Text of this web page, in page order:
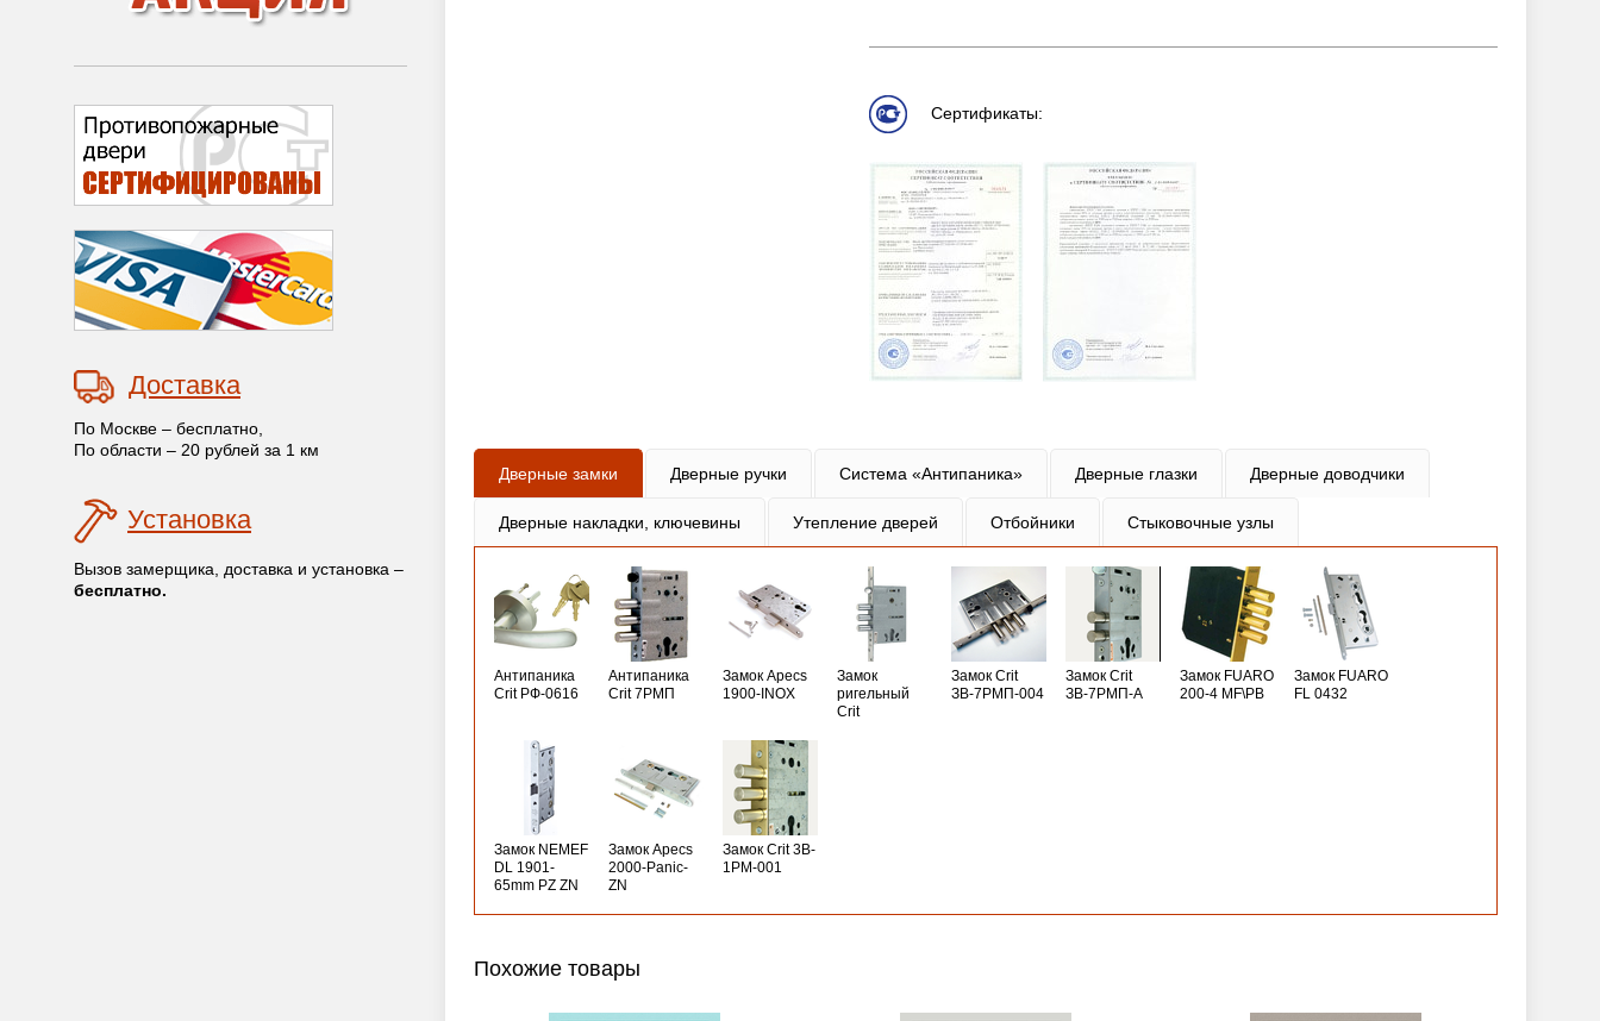
Доставка
По Москве – бесплатно,
По области – 20 рублей за 1 км
Установка
Вызов замерщика, доставка и установка –
бесплатно.
Сертификаты:
Дверные замки Дверные ручки Система «Антипаника» Дверные глазки Дверные доводчики
Дверные накладки, ключевины Утепление дверей Отбойники Стыковочные узлы
Антипаника
Crit РФ-0616
Антипаника
Crit 7РМП
Замок Apecs
1900-INOX
Замок
ригельный
Crit
Замок Crit
ЗВ-7РМП-004
Замок Crit
ЗВ-7РМП-А
Замок FUARO
200-4 MF\РВ
Замок FUARO
FL 0432
Замок NEMEF
DL 1901-
65mm PZ ZN
Замок Apecs
2000-Panic-
ZN
Замок Crit 3B-
1PM-001
Похожие товары